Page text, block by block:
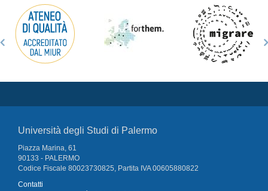
Università degli Studi di Palermo
Piazza Marina, 61
90133 - PALERMO
Codice Fiscale 80023730825, Partita IVA 00605880822
Contatti